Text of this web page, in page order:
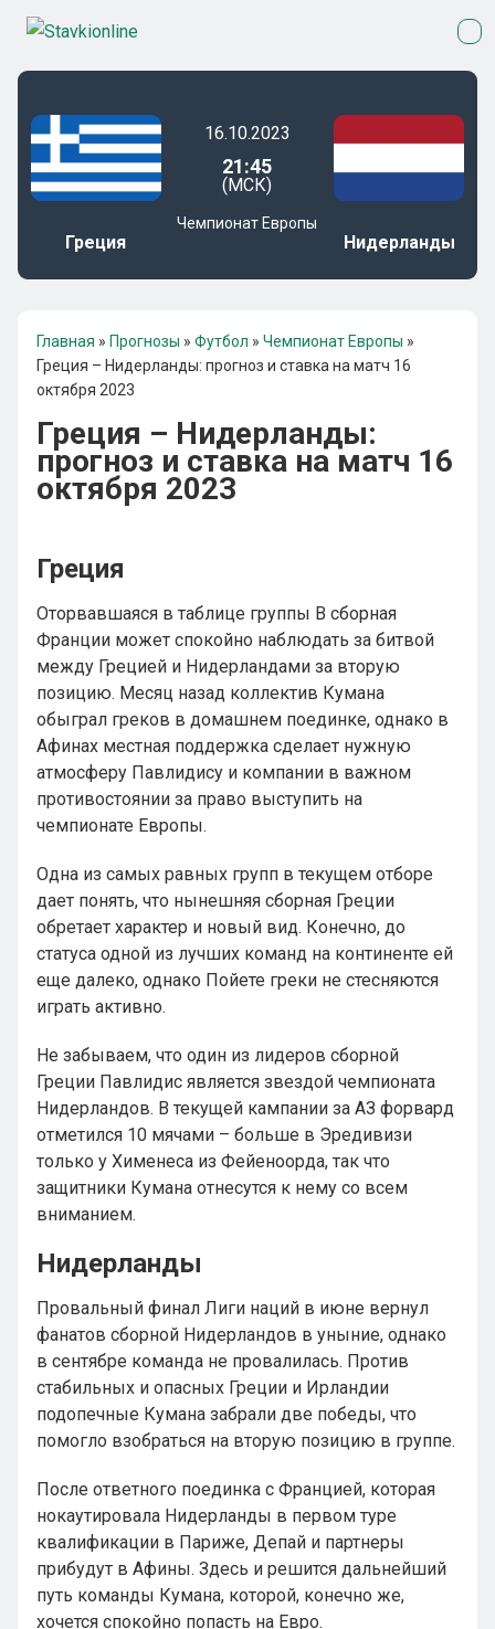
Греция
16.10.2023
21:45
(МСК)
Чемпионат Европы
Нидерланды
Главная » Прогнозы » Футбол » Чемпионат Европы »
Греция – Нидерланды: прогноз и ставка на матч 16
октября 2023
Греция – Нидерланды:
прогноз и ставка на матч 16
октября 2023
Греция
Оторвавшаяся в таблице группы B сборная
Франции может спокойно наблюдать за битвой
между Грецией и Нидерландами за вторую
позицию. Месяц назад коллектив Кумана
обыграл греков в домашнем поединке, однако в
Афинах местная поддержка сделает нужную
атмосферу Павлидису и компании в важном
противостоянии за право выступить на
чемпионате Европы.
Одна из самых равных групп в текущем отборе
дает понять, что нынешняя сборная Греции
обретает характер и новый вид. Конечно, до
статуса одной из лучших команд на континенте ей
еще далеко, однако Пойете греки не стесняются
играть активно.
Не забываем, что один из лидеров сборной
Греции Павлидис является звездой чемпионата
Нидерландов. В текущей кампании за АЗ форвард
отметился 10 мячами – больше в Эредивизи
только у Хименеса из Фейеноорда, так что
защитники Кумана отнесутся к нему со всем
вниманием.
Нидерланды
Провальный финал Лиги наций в июне вернул
фанатов сборной Нидерландов в уныние, однако
в сентябре команда не провалилась. Против
стабильных и опасных Греции и Ирландии
подопечные Кумана забрали две победы, что
помогло взобраться на вторую позицию в группе.
После ответного поединка с Францией, которая
нокаутировала Нидерланды в первом туре
квалификации в Париже, Депай и партнеры
прибудут в Афины. Здесь и решится дальнейший
путь команды Кумана, которой, конечно же,
хочется спокойно попасть на Евро.